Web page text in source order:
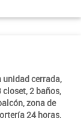
unidad cerrada,
2 baños,
zona de
24 horas.